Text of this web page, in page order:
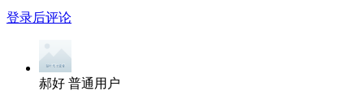
登录后评论
郝好 普通用户